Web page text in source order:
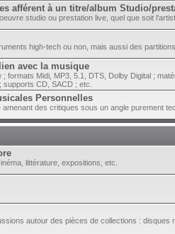
afférent à un titre/album Studio/
studio ou prestation live, quel que soit
high-tech ou non, mais aussi des
avec la musique
; formats Midi, MP3, 5.1, DTS, Dolby Digital ;
CD, SACD ; etc.
Personnelles
des critiques sous un angle purement
littérature, expositions, etc.
autour des pièces de collections :